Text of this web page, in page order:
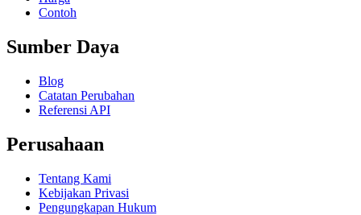
Contoh
Sumber Daya
Blog
Catatan Perubahan
Referensi API
Perusahaan
Tentang Kami
Kebijakan Privasi
Pengungkapan Hukum